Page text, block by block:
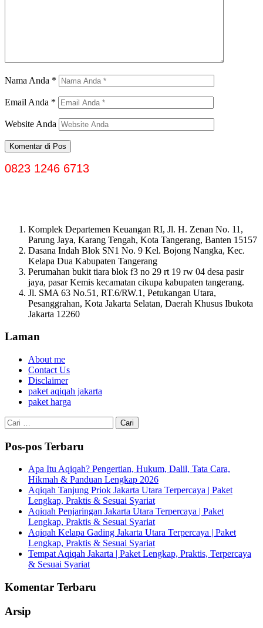
Nama Anda *
Email Anda *
Website Anda
0823 1246 6713
Komplek Departemen Keuangan RI, Jl. H. Zenan No. 11,
Parung Jaya, Karang Tengah, Kota Tangerang, Banten 15157
Dasana Indah Blok SN1 No. 9 Kel. Bojong Nangka, Kec.
Kelapa Dua Kabupaten Tangerang
Perumahan bukit tiara blok f3 no 29 rt 19 rw 04 desa pasir
jaya, pasar Kemis kecamatan cikupa kabupaten tangerang.
Jl. SMA 63 No.51, RT.6/RW.1, Petukangan Utara,
Pesanggrahan, Kota Jakarta Selatan, Daerah Khusus Ibukota
Jakarta 12260
Laman
About me
Contact Us
Disclaimer
paket aqiqah jakarta
paket harga
Cari
untuk:
Pos-pos Terbaru
Apa Itu Aqiqah? Pengertian, Hukum, Dalil, Tata Cara,
Hikmah & Panduan Lengkap 2026
Aqiqah Tanjung Priok Jakarta Utara Terpercaya | Paket
Lengkap, Praktis & Sesuai Syariat
Aqiqah Penjaringan Jakarta Utara Terpercaya | Paket
Lengkap, Praktis & Sesuai Syariat
Aqiqah Kelapa Gading Jakarta Utara Terpercaya | Paket
Lengkap, Praktis & Sesuai Syariat
Tempat Aqiqah Jakarta | Paket Lengkap, Praktis, Terpercaya
& Sesuai Syariat
Komentar Terbaru
Arsip